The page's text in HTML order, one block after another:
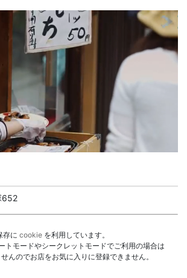
652
存に cookie を利用しています。
トモードやシークレットモードでご利用の場合は
んのでお店をお気に入りに登録できません。